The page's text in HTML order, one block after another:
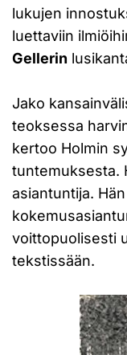
lukujen
luettaviin
Gellerin
Jako
teoksessa
kertoo Holmin
tuntemuksesta.
asiantuntija.
voittopuolisesti
tekstissään.